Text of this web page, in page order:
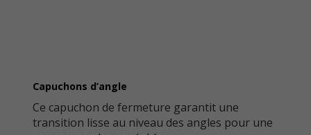
Capuchons d’angle
Ce capuchon de fermeture garantit une
transition lisse au niveau des angles pour une